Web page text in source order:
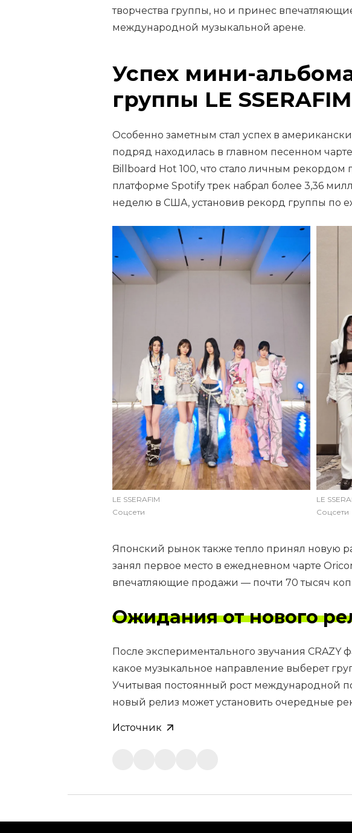
творчества группы, но и принес
международной музыкальной арене.
Успех мини-
группы LE SSERAFIM
Особенно заметным стал успех в
подряд находилась в главном песенном
Billboard Hot 100, что стало личным рекордом
платформе Spotify трек набрал более 3,36
неделю в США, установив рекорд группы по
LE SSERAFIM
Соцсети
LE
Соцсети
Японский рынок также тепло принял новую
занял первое место в ежедневном чарте
впечатляющие продажи — почти 70 тысяч
Ожидания от нового
После экспериментального звучания CRAZY
какое музыкальное направление выберет
Учитывая постоянный рост международной
новый релиз может установить очередные
Источник